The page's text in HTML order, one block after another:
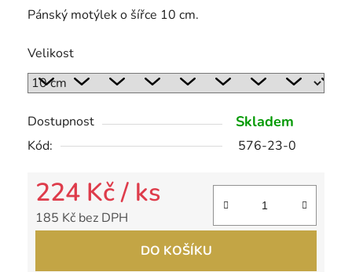
Pánský motýlek o šířce 10 cm.
Velikost
Dostupnost Skladem
Kód: 576-23-0
224 Kč/ ks
185 Kč bez DPH
DO KOŠÍKU